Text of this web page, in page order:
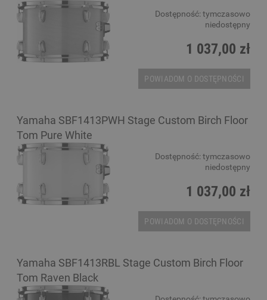
Dostępność: tymczasowo
niedostępny
1 037,00 zł
POWIADOM O DOSTĘPNOŚCI
Yamaha SBF1413PWH Stage Custom Birch Floor
Tom Pure White
Dostępność: tymczasowo
niedostępny
1 037,00 zł
POWIADOM O DOSTĘPNOŚCI
Yamaha SBF1413RBL Stage Custom Birch Floor
Tom Raven Black